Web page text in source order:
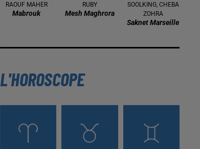
RAOUF MAHER
Mabrouk
RUBY
Mesh Maghrora
SOOLKING, CHEBA
ZOHRA
Saknet Marseille
L'HOROSCOPE